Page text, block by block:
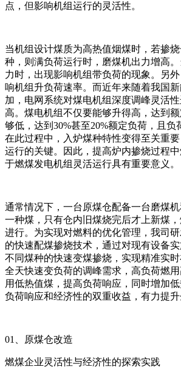
点，但影响机组运行的灵活性。
当机组设计煤质为高热值烟煤时，若掺
种，则满负荷运行时，磨煤机出力增高
力时，出现影响机组带负荷的现象。另
响机组升负荷速率。而近年来随着我国
加，电网系统对煤电机组深度调峰灵活
高。煤电机组不仅要能够升得高，达到
够低，达到30%甚至20%额定负荷，且负
在此过程中，入炉煤种特性变得至关重
运行的关键。因此，提高炉内掺烧过程
于燃煤发电机组灵活运行具有重要意义。
通常情况下，一台原煤仓配备一台磨煤
一种煤，只有仓内旧煤烧完后才上新煤
进行。为实现对燃料的优化管理，我司
的快速配煤掺烧技术，通过对现有设备
不同煤种的快速变煤掺烧，实现精准实
全天快速变负荷的调峰需求，高负荷燃
用低热值煤，提高负荷响应，同时增加
负荷响应和经济性的双重收益，有力提升
01、原煤仓改造
燃煤企业灵活性与经济性的探索实践